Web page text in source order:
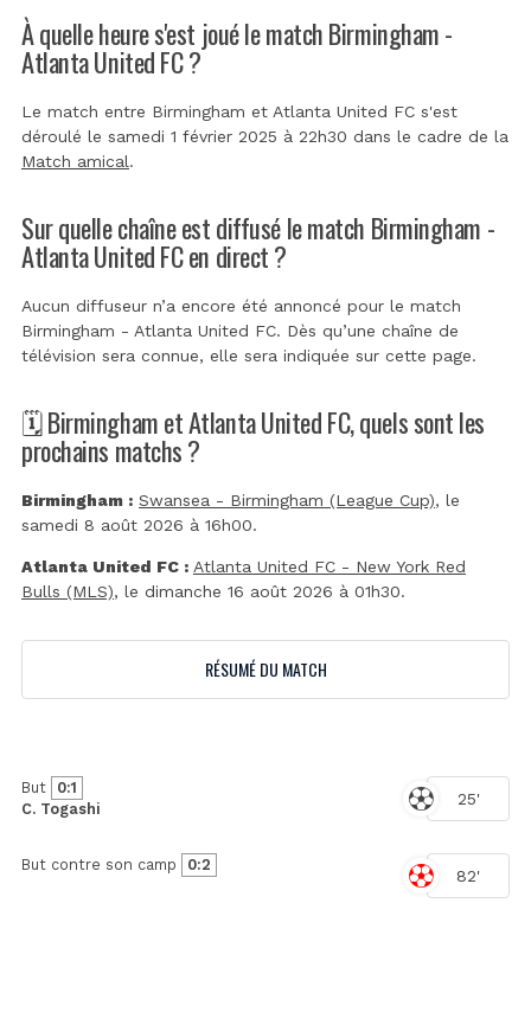
À quelle heure s'est joué le match Birmingham -
Atlanta United FC ?
Le match entre Birmingham et Atlanta United FC s'est
déroulé le samedi 1 février 2025 à 22h30 dans le cadre de la
Match amical.
Sur quelle chaîne est diffusé le match Birmingham -
Atlanta United FC en direct ?
Aucun diffuseur n’a encore été annoncé pour le match
Birmingham - Atlanta United FC. Dès qu’une chaîne de
télévision sera connue, elle sera indiquée sur cette page.
🗓️ Birmingham et Atlanta United FC, quels sont les
prochains matchs ?
Birmingham : Swansea - Birmingham (League Cup), le
samedi 8 août 2026 à 16h00.
Atlanta United FC : Atlanta United FC - New York Red
Bulls (MLS), le dimanche 16 août 2026 à 01h30.
RÉSUMÉ DU MATCH
25'
But
0:1
C. Togashi
82'
But contre son camp 0:2